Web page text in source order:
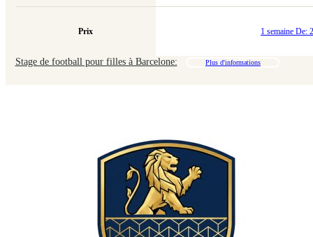
Prix 1 semaine De:
Stage de football pour filles à Barcelone: Plus d'informations